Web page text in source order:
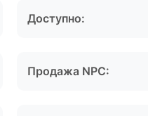
Доступно:
Продажа NPC: